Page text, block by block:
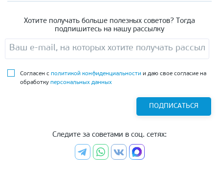
Хотите получать больше полезных советов? Тогда
подпишитесь на нашу рассылку
Согласен с политикой конфиденциальности и даю свое согласие на
обработку персональных данных
ПОДПИСАТЬСЯ
Следите за советами в соц. сетях: